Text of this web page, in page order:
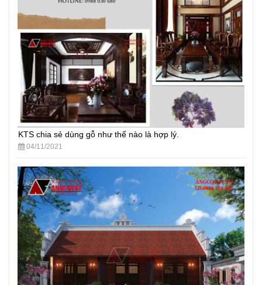
KTS chia sẻ dùng gỗ như thế nào là hợp lý.
04/11/2021